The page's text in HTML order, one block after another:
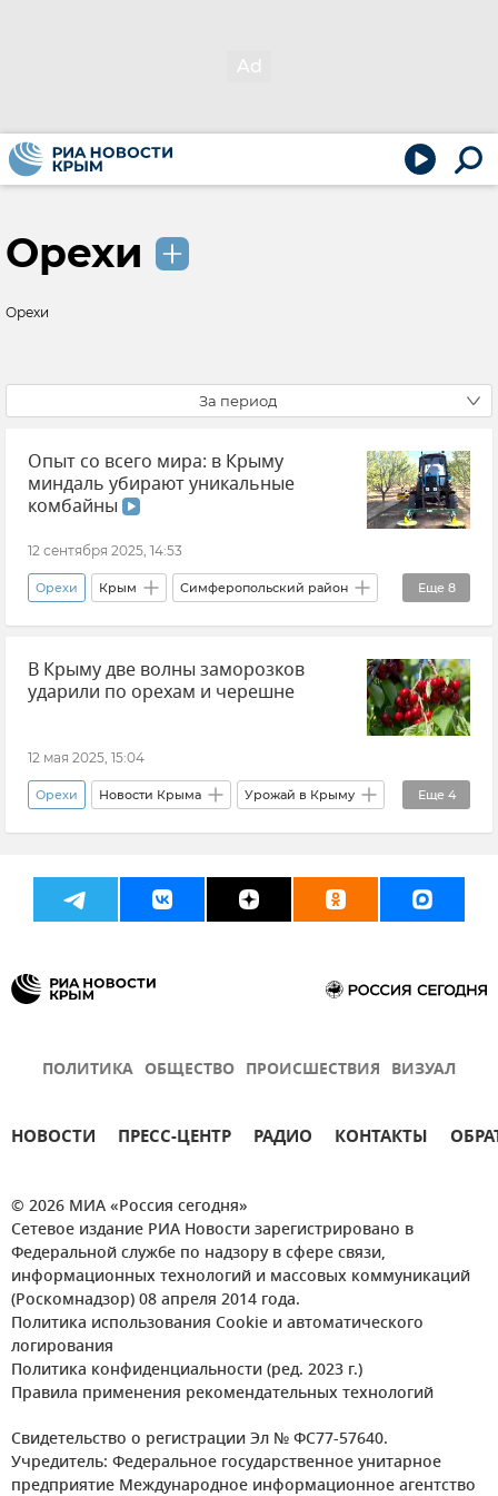
Орехи
Орехи
За период
Опыт со всего мира: в Крыму
миндаль убирают уникальные
комбайны
12 сентября 2025, 14:53
Еще 8
Орехи Крым Симферопольский район
Сельское хозяйство Миндаль
Денис Кратюк Минсельхоз Крыма
Валерий Захарьин Новости Крыма
В Крыму две волны заморозков
ударили по орехам и черешне
12 мая 2025, 15:04
Еще 4
Орехи Новости Крыма Урожай в Крыму
Фрукты Крымская погода
Денис Кратюк Заморозки
ПОЛИТИКА ОБЩЕСТВО ПРОИСШЕСТВИЯ ВИЗУАЛ
НОВОСТИ ПРЕСС-ЦЕНТР РАДИО КОНТАКТЫ
© 2026 МИА «Россия сегодня»
Сетевое издание РИА Новости зарегистрировано в
Федеральной службе по надзору в сфере связи,
информационных технологий и массовых коммуникаций
(Роскомнадзор) 08 апреля 2014 года.
Политика использования Cookie и автоматического
логирования
Политика конфиденциальности (ред. 2023 г.)
Правила применения рекомендательных технологий
Свидетельство о регистрации Эл № ФС77-57640.
Учредитель: Федеральное государственное унитарное
предприятие Международное информационное агентство